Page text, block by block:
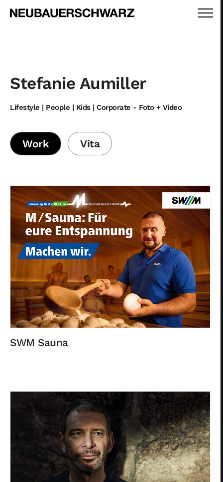
Stefanie Aumiller
Lifestyle | People | Kids | Corporate - Foto + Video
Work Vita
SWM Sauna